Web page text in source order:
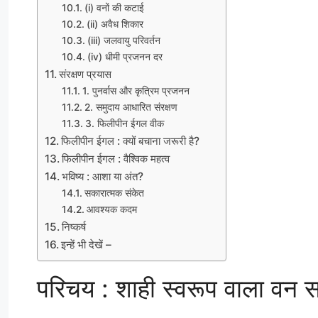
(i) वनों की कटाई
(ii) अवैध शिकार
(iii) जलवायु परिवर्तन
(iv) धीमी प्रजनन दर
संरक्षण प्रयास
1. पुनर्वास और कृत्रिम प्रजनन
2. समुदाय आधारित संरक्षण
3. फिलीपीन ईगल वीक
फिलीपीन ईगल : क्यों बचाना जरूरी है?
फिलीपीन ईगल : वैश्विक महत्व
भविष्य : आशा या अंत?
सकारात्मक संकेत
आवश्यक कदम
निष्कर्ष
इन्हें भी देखें –
परिचय : शाही स्वरूप वाला वन